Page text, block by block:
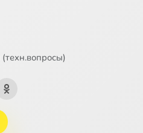
(техн.вопросы)